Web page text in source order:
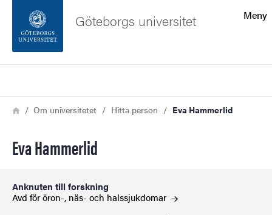
Sidfoten
Meny
Göteborgs universitet
Länkstig
HemOm universitetet Hitta person Eva Hammerlid
Eva Hammerlid
Anknuten till forskning
Avd för öron-, näs- och halssjukdomar